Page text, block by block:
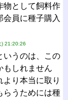
物として飼料作
員に種子購入
) 21:20:26
いうのは、この
もしれません
り本当に取り
らうためには種